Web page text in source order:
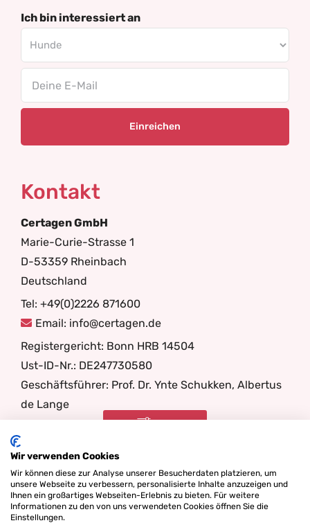
Filter
Ich bin interessiert an
Kontakt
Certagen GmbH
Marie-Curie-Strasse 1
D-53359 Rheinbach
Deutschland
Tel: +49(0)2226 871600
Email: info@certagen.de
Registergericht: Bonn HRB 14504
Ust-ID-Nr.: DE247730580
Geschäftsführer: Prof. Dr. Ynte Schukken, Albertus
de Lange
Folge uns
Wir verwenden Cookies
Wir können diese zur Analyse unserer Besucherdaten platzieren, um
unsere Webseite zu verbessern, personalisierte Inhalte anzuzeigen und
Ihnen ein großartiges Webseiten-Erlebnis zu bieten. Für weitere
Informationen zu den von uns verwendeten Cookies öffnen Sie die
Einstellungen.